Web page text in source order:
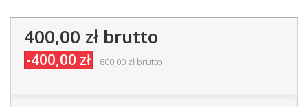
400,00 złbrutto
-400,00 zł 800,00 złbrutto